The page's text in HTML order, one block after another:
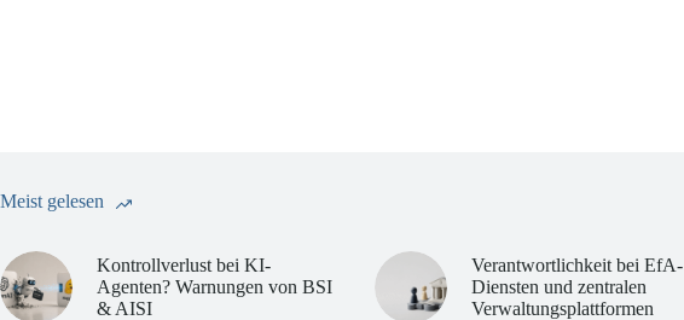
Meist gelesen
Kontrollverlust bei KI-
Agenten? Warnungen von BSI
& AISI
Verantwortlichkeit bei EfA-
Diensten und zentralen
Verwaltungsplattformen